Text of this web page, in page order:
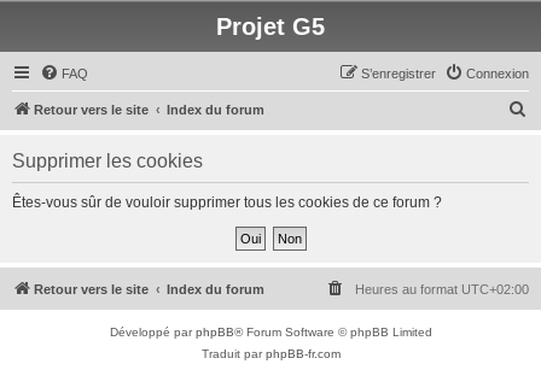
Projet G5
FAQ Connexion
S’enregistrer
Retour vers le site Index du forum
h
Supprimer les cookies
Êtes-vous sûr de vouloir supprimer tous les cookies de ce forum ?
Retour vers le site Index du forum Heures au format UTC+02:00
Développé parphpBB® Forum Software © phpBB Limited
Traduit parphpBB-fr.com